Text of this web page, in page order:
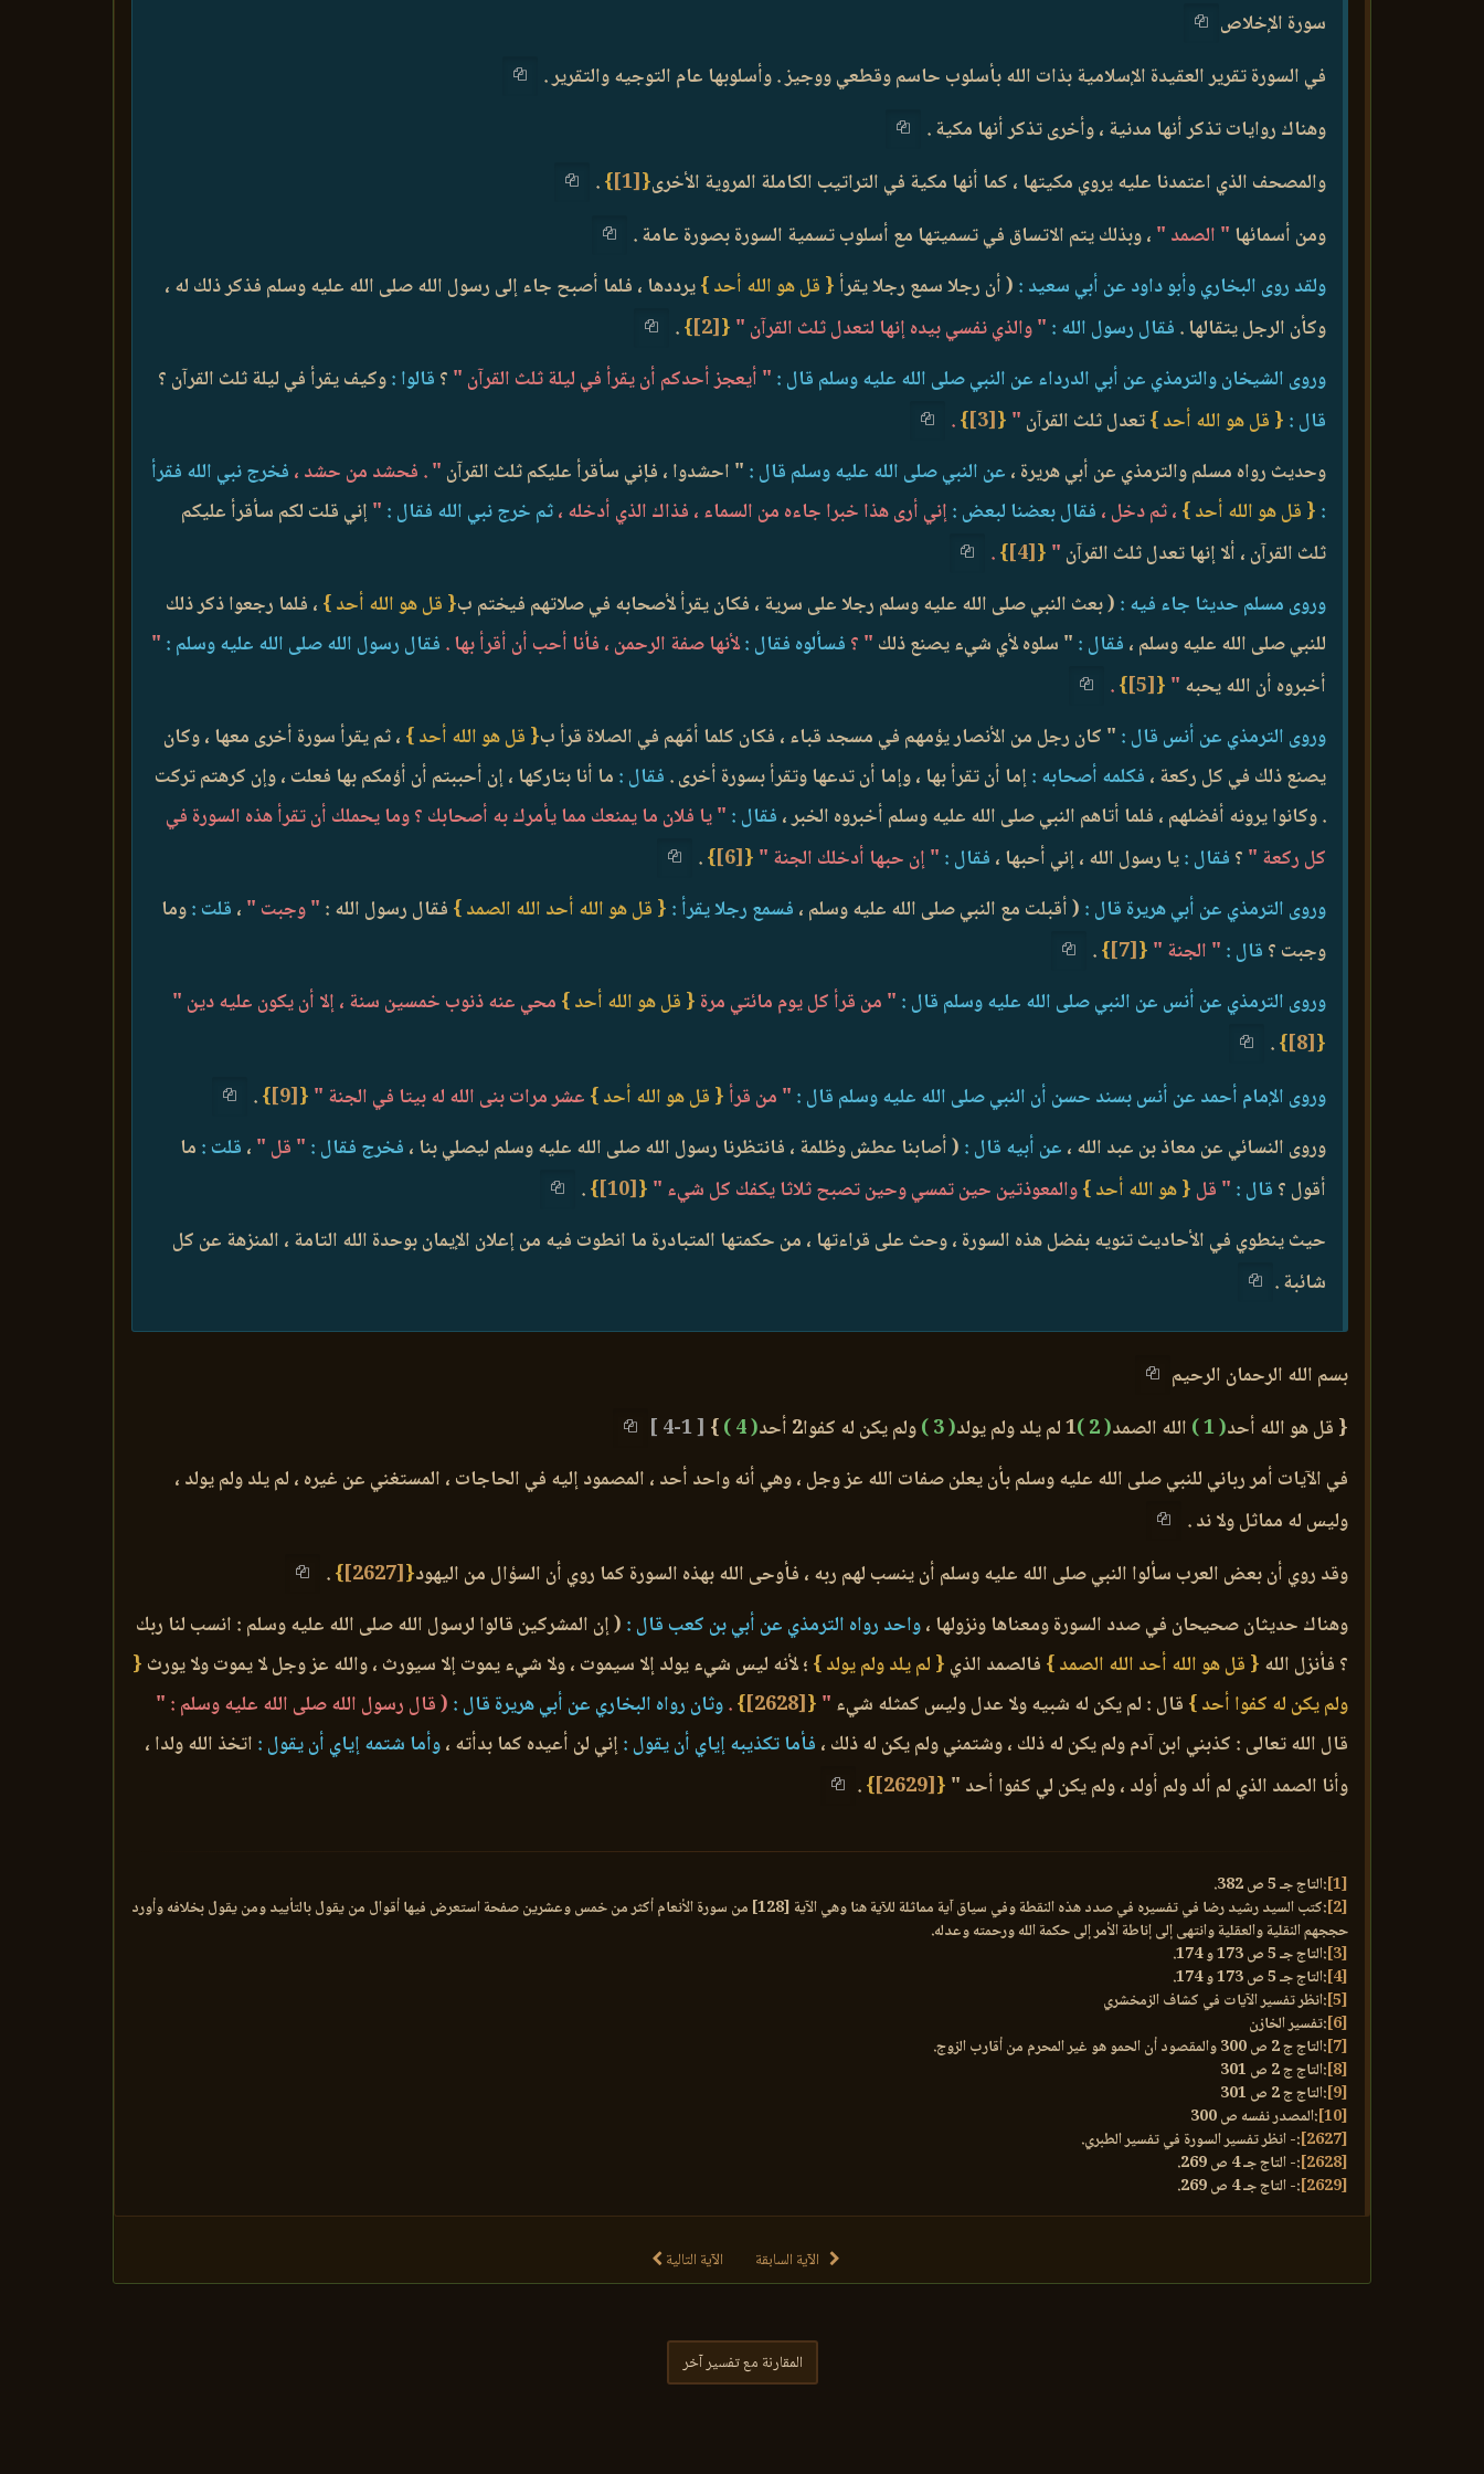
سورة الإخلاص
في السورة تقرير العقيدة الإسلامية بذات الله بأسلوب حاسم وقطعي ووجيز . وأسلوبها عام التوجيه والتقرير .
وهناك روايات تذكر أنها مدنية ، وأخرى تذكر أنها مكية .
والمصحف الذي اعتمدنا عليه يروي مكيتها ، كما أنها مكية في التراتيب الكاملة المروية الأخرى{
[1]
}
.
ومن أسمائها " الصمد " ، وبذلك يتم الاتساق في تسميتها مع أسلوب تسمية السورة بصورة عامة .
ولقد روى البخاري وأبو داود عن أبي سعيد : ( أن رجلا سمع رجلا يقرأ { قل هو الله أحد }يرددها ، فلما أصبح جاء إلى رسول الله صلى الله عليه وسلم فذكر ذلك له ،
وكأن الرجل يتقالها . فقال رسول الله : " والذي نفسي بيده إنها لتعدل ثلث القرآن " {
[2]
}
.
وروى الشيخان والترمذي عن أبي الدرداء عن النبي صلى الله عليه وسلم قال : " أيعجز أحدكم أن يقرأ في ليلة ثلث القرآن " ؟ قالوا :وكيف يقرأ في ليلة ثلث القرآن ؟
قال : { قل هو الله أحد }تعدل ثلث القرآن "
{
[3]
}
.
وحديث رواه مسلم والترمذي عن أبي هريرة ، عن النبي صلى الله عليه وسلم قال : " احشدوا ، فإني سأقرأ عليكم ثلث القرآن " . فحشد من حشد ، فخرج نبي الله فقرأ
: { قل هو الله أحد } ، ثم دخل ، فقال بعضنا لبعض :إني أرى هذا خبرا جاءه من السماء ، فذاك الذي أدخله ،ثم خرج نبي الله فقال : "إني قلت لكم سأقرأ عليكم
ثلث القرآن ، ألا إنها تعدل ثلث القرآن "
{
[4]
}
.
وروى مسلم حديثا جاء فيه : ( بعث النبي صلى الله عليه وسلم رجلا على سرية ، فكان يقرأ لأصحابه في صلاتهم فيختم ب{ قل هو الله أحد } ، فلما رجعوا ذكر ذلك
للنبي صلى الله عليه وسلم ، فقال : " سلوه لأي شيء يصنع ذلك " ؟ فسألوه فقال :لأنها صفة الرحمن ، فأنا أحب أن أقرأ بها . فقال رسول الله صلى الله عليه وسلم : "
أخبروه أن الله يحبه "
{
[5]
}
.
وروى الترمذي عن أنس قال : " كان رجل من الأنصار يؤمهم في مسجد قباء ، فكان كلما أمّهم في الصلاة قرأ ب{ قل هو الله أحد } ، ثم يقرأ سورة أخرى معها ، وكان
يصنع ذلك في كل ركعة ، فكلمه أصحابه :إما أن تقرأ بها ، وإما أن تدعها وتقرأ بسورة أخرى . فقال : ما أنا بتاركها ، إن أحببتم أن أؤمكم بها فعلت ، وإن كرهتم تركت
. وكانوا يرونه أفضلهم ، فلما أتاهم النبي صلى الله عليه وسلم أخبروه الخبر ، فقال : " يا فلان ما يمنعك مما يأمرك به أصحابك ؟ وما يحملك أن تقرأ هذه السورة في
كل ركعة " ؟ فقال :يا رسول الله ، إني أحبها ، فقال : " إن حبها أدخلك الجنة " {
[6]
}
.
وروى الترمذي عن أبي هريرة قال : ( أقبلت مع النبي صلى الله عليه وسلم ، فسمع رجلا يقرأ : { قل هو الله أحد الله الصمد } فقال رسول الله : " وجبت " ، قلت :وما
وجبت ؟ قال : " الجنة " {
[7]
}
.
وروى الترمذي عن أنس عن النبي صلى الله عليه وسلم قال : " من قرأ كل يوم مائتي مرة { قل هو الله أحد } محي عنه ذنوب خمسين سنة ، إلا أن يكون عليه دين "
{
[8]
}
.
وروى الإمام أحمد عن أنس بسند حسن أن النبي صلى الله عليه وسلم قال : " من قرأ { قل هو الله أحد } عشر مرات بنى الله له بيتا في الجنة " {
[9]
}
.
وروى النسائي عن معاذ بن عبد الله ، عن أبيه قال : ( أصابنا عطش وظلمة ، فانتظرنا رسول الله صلى الله عليه وسلم ليصلي بنا ، فخرج فقال : " قل " ، قلت : ما
أقول ؟ قال : " قل { هو الله أحد }والمعوذتين حين تمسي وحين تصبح ثلاثا يكفك كل شيء " {
[10]
}
.
حيث ينطوي في الأحاديث تنويه بفضل هذه السورة ، وحث على قراءتها ، من حكمتها المتبادرة ما انطوت فيه من إعلان الإيمان بوحدة الله التامة ، المنزهة عن كل
شائبة .
بسم الله الرحمان الرحيم
{ قل هو الله أحد( 1 ) الله الصمد( 2 ) 1 لم يلد ولم يولد ( 3 ) ولم يكن له كفوا2 أحد ( 4 )
}
[ 1-4 ]
في الآيات أمر رباني للنبي صلى الله عليه وسلم بأن يعلن صفات الله عز وجل ، وهي أنه واحد أحد ، المصمود إليه في الحاجات ، المستغني عن غيره ، لم يلد ولم يولد ،
وليس له مماثل ولا ند .
وقد روي أن بعض العرب سألوا النبي صلى الله عليه وسلم أن ينسب لهم ربه ، فأوحى الله بهذه السورة كما روي أن السؤال من اليهود{
[2627]
}
.
وهناك حديثان صحيحان في صدد السورة ومعناها ونزولها ،واحد رواه الترمذي عن أبي بن كعب قال : ( إن المشركين قالوا لرسول الله صلى الله عليه وسلم : انسب لنا ربك
؟ فأنزل الله { قل هو الله أحد الله الصمد } فالصمد الذي { لم يلد ولم يولد } ؛ لأنه ليس شيء يولد إلا سيموت ، ولا شيء يموت إلا سيورث ، والله عز وجل لا يموت ولا يورث {
ولم يكن له كفوا أحد } قال : لم يكن له شبيه ولا عدل وليس كمثله شيء "
{
[2628]
}
.وثان رواه البخاري عن أبي هريرة قال : ( قال رسول الله صلى الله عليه وسلم : "
قال الله تعالى : كذبني ابن آدم ولم يكن له ذلك ، وشتمني ولم يكن له ذلك ، فأما تكذيبه إياي أن يقول :إني لن أعيده كما بدأته ،وأما شتمه إياي أن يقول : اتخذ الله ولدا ،
وأنا الصمد الذي لم ألد ولم أولد ، ولم يكن لي كفوا أحد " {
[2629]
}
.
[1] :التاج جـ 5 ص 382.
[2]
:كتب السيد رشيد رضا في تفسيره في صدد هذه النقطة وفي سياق آية مماثلة للآية هنا وهي الآية [128] من سورة الأنعام أكثر من خمس وعشرين صفحة استعرض فيها أقوال من يقول بالتأييد ومن يقول بخلافه وأورد
حججهم النقلية والعقلية وانتهى إلى إناطة الأمر إلى حكمة الله ورحمته وعدله.
[3] :التاج جـ 5 ص 173 و 174.
[4] :التاج جـ 5 ص 173 و 174.
[5] :انظر تفسير الآيات في كشاف الزمخشري
[6] :تفسير الخازن
[7] :التاج ج 2 ص 300 والمقصود أن الحمو هو غير المحرم من أقارب الزوج.
[8] :التاج ج 2 ص 301
[9] :التاج ج 2 ص 301
[10]
:المصدر نفسه ص 300
[2627]
:- انظر تفسير السورة في تفسير الطبري.
[2628]
:- التاج جـ 4 ص 269.
[2629]
:- التاج جـ 4 ص 269.
الآية السابقة الآية التالية
المقارنة مع تفسير آخر